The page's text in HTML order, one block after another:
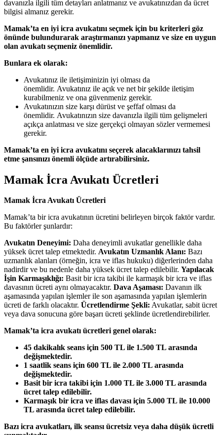
davanızla ilgili tüm detayları anlatmanız ve avukatınızdan da ücret
bilgisi almanız gerekir.
Mamak’ta en iyi icra avukatını seçmek için bu kriterleri göz
önünde bulundurarak araştırmanızı yapmanız ve size en uygun
olan avukatı seçmeniz önemlidir.
Bunlara ek olarak:
Avukatınız ile iletişiminizin iyi olması da
önemlidir. Avukatınız ile açık ve net bir şekilde iletişim
kurabilmeniz ve ona güvenmeniz gerekir.
Avukatınızın size karşı dürüst ve şeffaf olması da
önemlidir. Avukatınızın size davanızla ilgili tüm gelişmeleri
açıkça anlatması ve size gerçekçi olmayan sözler vermemesi
gerekir.
Mamak’ta en iyi icra avukatını seçerek alacaklarınızı tahsil
etme şansınızı önemli ölçüde artırabilirsiniz.
Mamak İcra Avukatı Ücretleri
Mamak İcra Avukatı Ücretleri
Mamak’ta bir icra avukatının ücretini belirleyen birçok faktör vardır.
Bu faktörler şunlardır:
Avukatın Deneyimi: Daha deneyimli avukatlar genellikle daha
yüksek ücret talep etmektedir. Avukatın Uzmanlık Alanı: Bazı
uzmanlık alanları (örneğin, icra ve iflas hukuku) diğerlerinden daha
nadirdir ve bu nedenle daha yüksek ücret talep edilebilir. Yapılacak
İşin Karmaşıklığı: Basit bir icra takibi ile karmaşık bir icra ve iflas
davasının ücreti aynı olmayacaktır. Dava Aşaması: Davanın ilk
aşamasında yapılan işlemler ile son aşamasında yapılan işlemlerin
ücreti de farklı olacaktır. Ücretlendirme Şekli: Avukatlar, sabit ücret
veya dava sonucuna göre başarı ücreti şeklinde ücretlendirebilirler.
Mamak’ta icra avukatı ücretleri genel olarak:
45 dakikalık seans için 500 TL ile 1.500 TL arasında
değişmektedir.
1 saatlik seans için 600 TL ile 2.000 TL arasında
değişmektedir.
Basit bir icra takibi için 1.000 TL ile 3.000 TL arasında
ücret talep edilebilir.
Karmaşık bir icra ve iflas davası için 5.000 TL ile 10.000
TL arasında ücret talep edilebilir.
Bazı icra avukatları, ilk seansı ücretsiz veya daha düşük ücretli